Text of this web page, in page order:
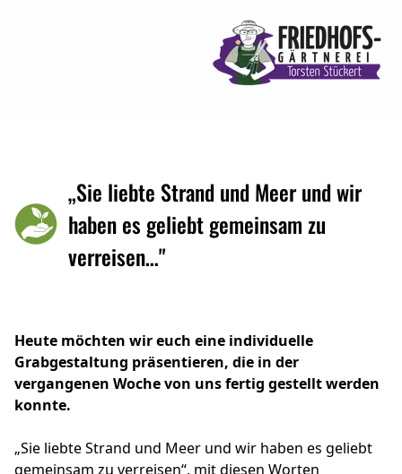
„Sie liebte Strand und Meer und wir
haben es geliebt gemeinsam zu
verreisen…"
Heute möchten wir euch eine individuelle
Grabgestaltung präsentieren, die in der
vergangenen Woche von uns fertig gestellt werden
konnte.
„Sie liebte Strand und Meer und wir haben es geliebt
gemeinsam zu verreisen“, mit diesen Worten